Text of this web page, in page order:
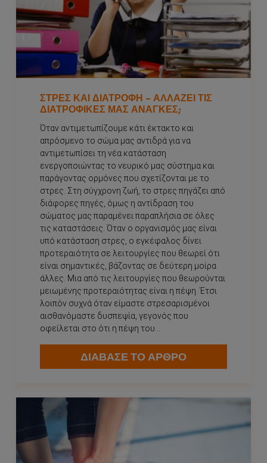
ΣΤΡΕΣ ΚΑΙ ΔΙΑΤΡΟΦΉ – ΑΛΛΆΖΕΙ ΤΙΣ
ΔΙΑΤΡΟΦΙΚΈΣ ΜΑΣ ΑΝΆΓΚΕΣ;
Όταν αντιμετωπίζουμε κάτι έκτακτο και
απρόσμενο το σώμα μας αντιδρά για να
αντιμετωπίσει τη νέα κατάσταση
ενεργοποιώντας το νευρικό μας σύστημα και
παράγοντας ορμόνες που σχετίζονται με το
στρες. Στη σύγχρονη ζωή, το στρες πηγάζει από
διάφορες πηγές, όμως η αντίδραση του
σώματος μας παραμένει παραπλήσια σε όλες
τις καταστάσεις. Όταν ο οργανισμός μας είναι
υπό κατάσταση στρες, ο εγκέφαλος δίνει
προτεραιότητα σε λειτουργίες που θεωρεί ότι
είναι σημαντικές, βάζοντας σε δεύτερη μοίρα
άλλες. Μια από τις λειτουργίες που θεωρούνται
μειωμένης προτεραιότητας είναι η πέψη. Έτσι
λοιπόν συχνά όταν είμαστε στρεσαρισμένοι
αισθανόμαστε δυσπεψία, γεγονός που
οφείλεται στο ότι η πέψη του...
ΔΙΑΒΑΣΕ ΤΟ ΑΡΘΡΟ